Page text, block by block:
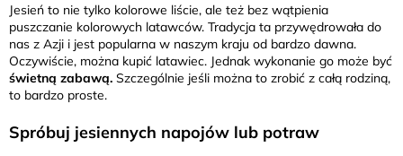
Jesień to nie tylko kolorowe liście, ale też bez wątpienia
puszczanie kolorowych latawców. Tradycja ta przywędrowała do
nas z Azji i jest popularna w naszym kraju od bardzo dawna.
Oczywiście, można kupić latawiec. Jednak wykonanie go może być
świetną zabawą. Szczególnie jeśli można to zrobić z całą rodziną,
to bardzo proste.
Spróbuj jesiennych napojów lub potraw